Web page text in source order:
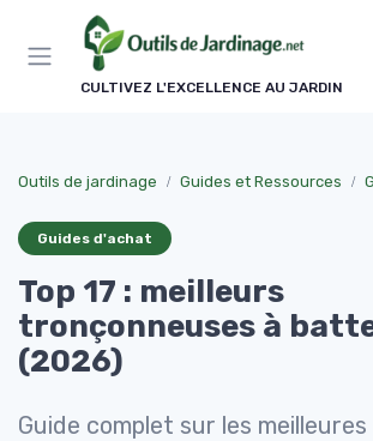
CULTIVEZ L'EXCELLENCE AU JARDIN
Outils de jardinage Guides et Ressources
Guides d'achat
Top 17 : meilleurs
tronçonneuses à
(2026)
Guide complet sur les meilleures
Panneau de gestion des cookies